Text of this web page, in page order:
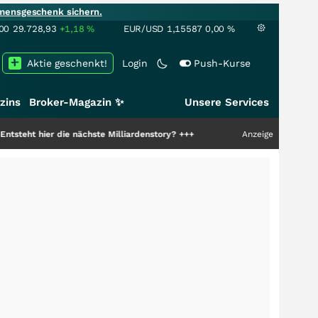
sichern.
29.728,93 +1,18% EUR/USD 1,15587 0,00 %
Login Push-Kurse
Aktie geschenkt!
Broker-Magazin ✨ Unsere Services
die nächste Milliardenstory?+++ Anzeige